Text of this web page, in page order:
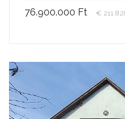
76.900.000 Ft €